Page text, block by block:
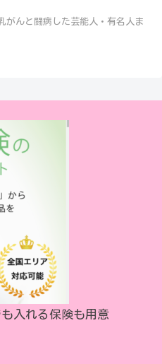
まっている状態を非浸潤
んの段階では多くが治る
乳ガンでは自覚症状があ
経過とともにがん細胞が
で広がり浸潤がんとな
ります。リンパ節や脳・
に癌細胞が運ばれて遠隔
す。遠隔転移をしたがん
も乳ガンの特徴を持ち、
が異なります。
バー・矢方美紀氏 アイ
つかり自身が語る闘病 |
がんと闘病した芸能人・有名人ま
入れる保険も用意